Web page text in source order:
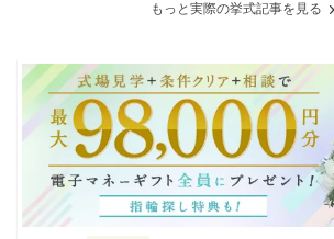
もっと実際の挙式記事を見る